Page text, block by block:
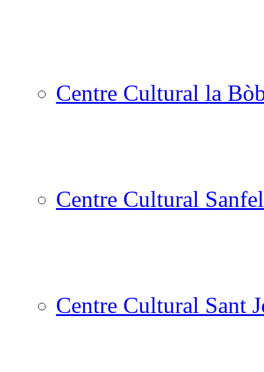
Centre Cultural la
Centre Cultural
Centre Cultural Sant